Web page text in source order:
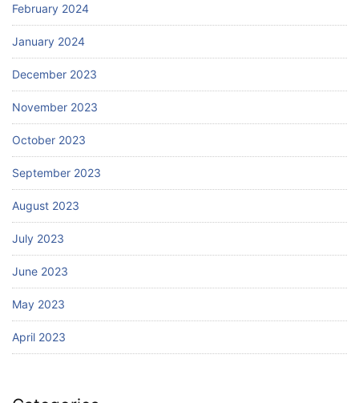
February 2024
January 2024
December 2023
November 2023
October 2023
September 2023
August 2023
July 2023
June 2023
May 2023
April 2023